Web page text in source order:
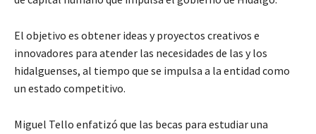
El objetivo es obtener ideas y proyectos creativos e
innovadores para atender las necesidades de las y los
hidalguenses, al tiempo que se impulsa a la entidad como
un estado competitivo.
Miguel Tello enfatizó que las becas para estudiar una